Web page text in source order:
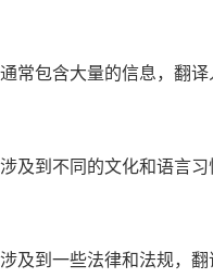
常包含大量的信息，翻
及到不同的文化和语言
及到一些法律和法规，